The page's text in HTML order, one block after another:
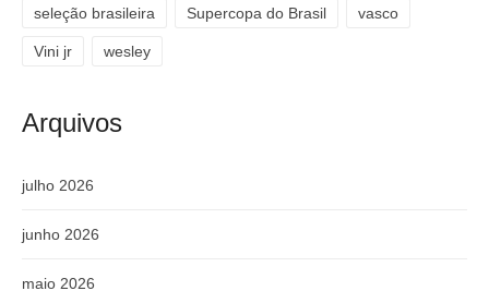
seleção brasileira Supercopa do Brasil vasco
Vini jr wesley
Arquivos
julho 2026
junho 2026
maio 2026